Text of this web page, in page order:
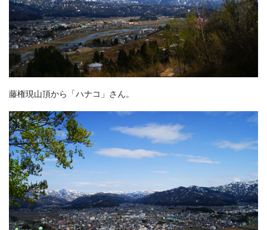
藤権現山頂から「ハナコ」さん。